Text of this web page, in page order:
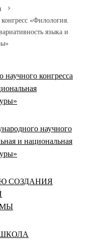
«Филология.
языка и
конгресса
научного
и национальная
СОЗДАНИЯ